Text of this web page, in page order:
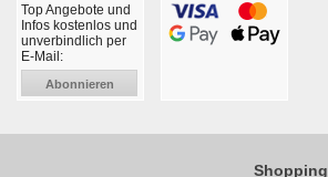
Top Angebote und
Infos kostenlos und
unverbindlich per
E-Mail:
Abonnieren
Shopping